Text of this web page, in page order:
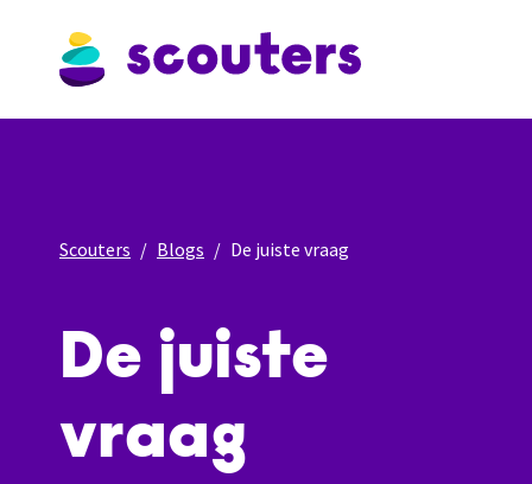
Scouters Blogs De juiste vraag
De juiste
vraag